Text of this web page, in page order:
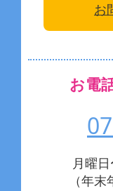
お
お電
月曜
（年